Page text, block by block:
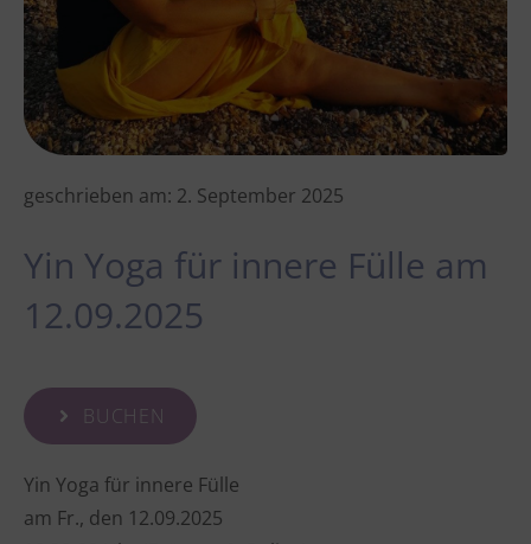
geschrieben am: 2. September 2025
Yin Yoga für innere Fülle am
12.09.2025
BUCHEN
Yin Yoga für innere Fülle
am Fr., den 12.09.2025